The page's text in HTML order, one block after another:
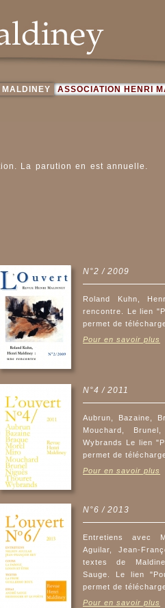
ASSOCIATION HENRI
La parution en est annuelle.
N°2 / 2009
Roland Kuhn,
rencontre. Le lien
permet de
Pour en savoir plus
N°4 / 2011
Aubrun, Bazaine,
Mouchard,
Wybrands Le lien
permet de
Pour en savoir plus
N°6 / 2013
Entretiens avec
Aguilar, Jean-
textes de
Sauge. Le lien
permet de
Pour en savoir plus